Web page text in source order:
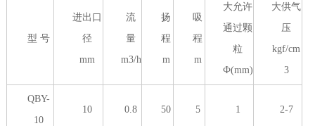
型 号
进出口
径
mm
流
量
m3/h
扬
程
m
吸
程
m
大允许
通过颗
粒
Ф(mm)
大供气
压
kgf/cm
3
QBY-
10
10 0.8 50 5 1 2-7